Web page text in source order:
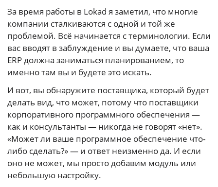
За время работы в Lokad я заметил, что многие
компании сталкиваются с одной и той же
проблемой. Всё начинается с терминологии. Если
вас вводят в заблуждение и вы думаете, что ваша
ERP должна заниматься планированием, то
именно там вы и будете это искать.
И вот, вы обнаружите поставщика, который будет
делать вид, что может, потому что поставщики
корпоративного программного обеспечения —
как и консультанты — никогда не говорят «нет».
«Может ли ваше программное обеспечение что-
либо сделать?» — и ответ неизменно да. И если
оно не может, мы просто добавим модуль или
небольшую настройку.